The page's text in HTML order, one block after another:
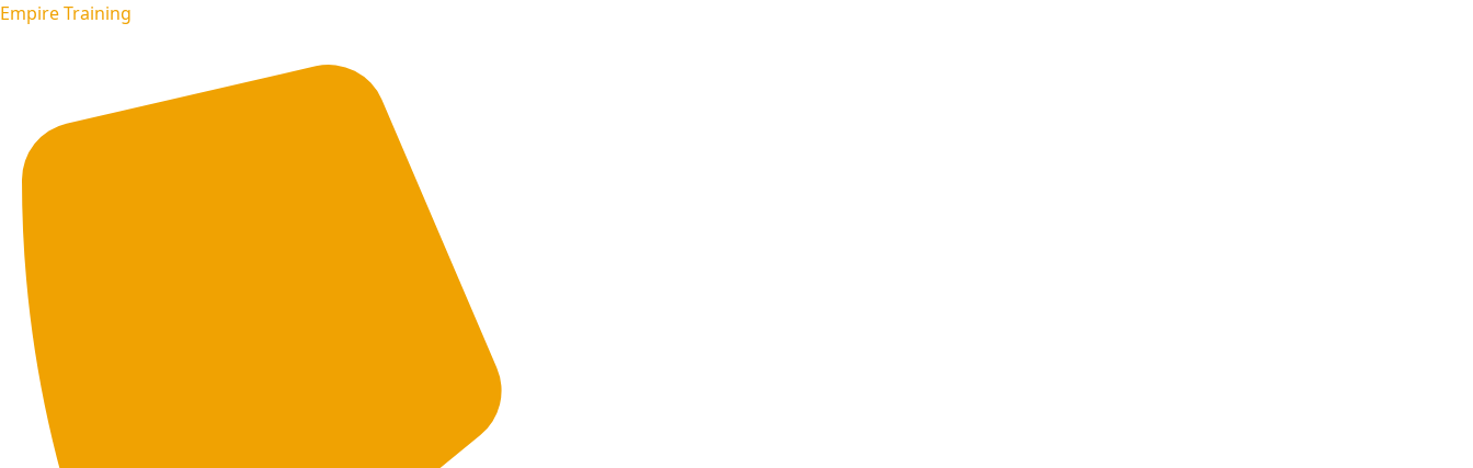
Empire Training